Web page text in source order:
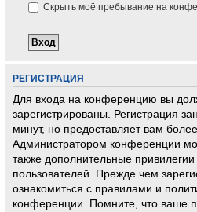
Скрыть моё пребывание на
РЕГИСТРАЦИЯ
Для входа на конференцию вы
зарегистрированы. Регистрация
минут, но предоставляет вам
Администратором конференции
также дополнительные
пользователей. Прежде чем
ознакомиться с правилами и
конференции. Помните, что ваше